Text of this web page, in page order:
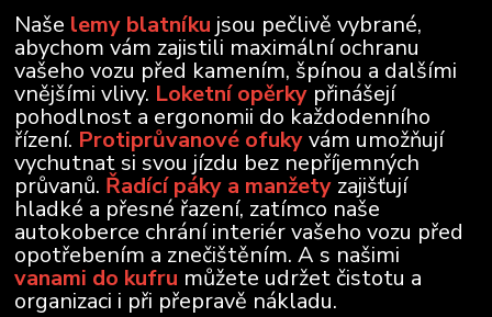
Naše lemy blatníku jsou pečlivě vybrané,
abychom vám zajistili maximální ochranu
vašeho vozu před kamením, špínou a dalšími
vnějšími vlivy. Loketní opěrky přinášejí
pohodlnost a ergonomii do každodenního
řízení. Protiprůvanové ofukyvám umožňují
vychutnat si svou jízdu bez nepříjemných
průvanů. Řadící páky a manžety zajišťují
hladké a přesné řazení, zatímco naše
autokoberce chrání interiér vašeho vozu před
opotřebením a znečištěním. A s našimi
vanami do kufru můžete udržet čistotu a
organizaci i při přepravě nákladu.